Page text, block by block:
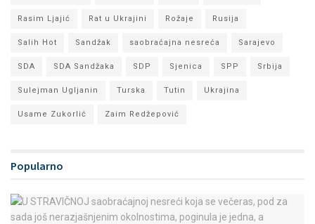
Rasim Ljajić Rat u Ukrajini Rožaje Rusija
Salih Hot Sandžak saobraćajna nesreća Sarajevo
SDA SDA Sandžaka SDP Sjenica SPP Srbija
Sulejman Ugljanin Turska Tutin Ukrajina
Usame Zukorlić Zaim Redžepović
Popularno